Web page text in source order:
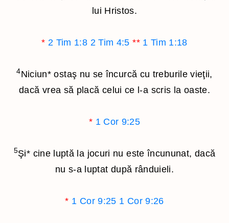
lui Hristos.
* 2 Tim 1:8 2 Tim 4:5 ** 1 Tim 1:18
4Niciun* ostaş nu se încurcă cu treburile vieţii,
dacă vrea să placă celui ce l-a scris la oaste.
* 1 Cor 9:25
5Şi* cine luptă la jocuri nu este încununat, dacă
nu s-a luptat după rânduieli.
* 1 Cor 9:25 1 Cor 9:26